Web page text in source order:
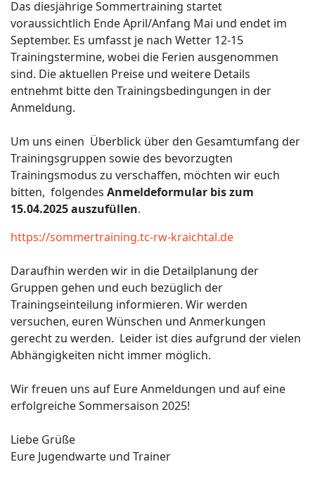
Das diesjährige Sommertraining startet
voraussichtlich Ende April/Anfang Mai und endet im
September. Es umfasst je nach Wetter 12-15
Trainingstermine, wobei die Ferien ausgenommen
sind. Die aktuellen Preise und weitere Details
entnehmt bitte den Trainingsbedingungen in der
Anmeldung.
Um uns einen Überblick über den Gesamtumfang der
Trainingsgruppen sowie des bevorzugten
Trainingsmodus zu verschaffen, möchten wir euch
bitten, folgendes Anmeldeformular bis zum
15.04.2025 auszufüllen.
https://sommertraining.tc-rw-kraichtal.de
Daraufhin werden wir in die Detailplanung der
Gruppen gehen und euch bezüglich der
Trainingseinteilung informieren. Wir werden
versuchen, euren Wünschen und Anmerkungen
gerecht zu werden. Leider ist dies aufgrund der vielen
Abhängigkeiten nicht immer möglich.
Wir freuen uns auf Eure Anmeldungen und auf eine
erfolgreiche Sommersaison 2025!
Liebe Grüße
Eure Jugendwarte und Trainer